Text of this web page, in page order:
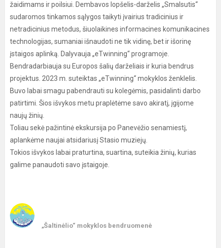
žaidimams ir poilsiui. Dembavos lopšelis-darželis „Smalsutis“
sudaromos tinkamos sąlygos taikyti įvairius tradicinius ir
netradicinius metodus, šiuolaikines informacines komunikacines
technologijas, sumaniai išnaudoti ne tik vidinę, bet ir išorinę
įstaigos aplinką. Dalyvauja „eTwinning“ programoje.
Bendradarbiauja su Europos šalių darželiais ir kuria bendrus
projektus. 2023 m. suteiktas „eTwinning“ mokyklos ženklelis.
Buvo labai smagu pabendrauti su kolegėmis, pasidalinti darbo
patirtimi. Šios išvykos metu praplėtėme savo akiratį, įgijome
naujų žinių.
Toliau sekė pažintinė ekskursija po Panevėžio senamiestį,
aplankėme naujai atsidariusį Stasio muziejų.
Tokios išvykos labai praturtina, suartina, suteikia žinių, kurias
galime panaudoti savo įstaigoje.
„Šaltinėlio“ mokyklos bendruomenė